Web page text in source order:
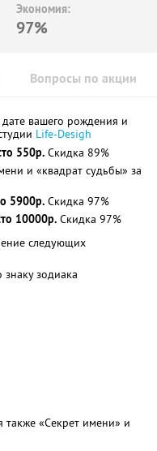
Экономия:
97%
Вопросы по акции
вашего рождения и
Life-Desigh
550р. Скидка 89%
и «квадрат судьбы» за
5900р. Скидка 97%
10000р. Скидка 97%
следующих
знаку зодиака
также «Секрет имени» и